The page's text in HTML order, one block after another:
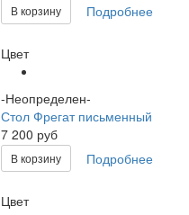
В корзину Подробнее
Цвет
-Неопределен-
Стол Фрегат письменный
7 200 руб
В корзину Подробнее
Цвет